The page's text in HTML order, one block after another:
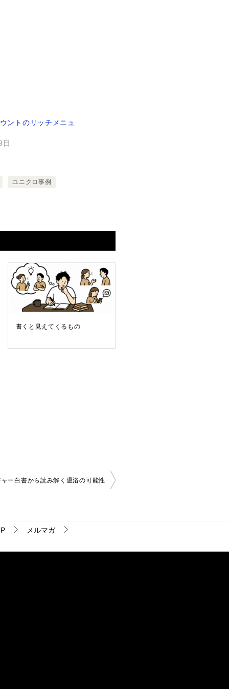
ントのリッチメニュ
ユニクロ事例
書くと見えてくるもの
ー白書から読み解く温浴の可能性
メルマガ